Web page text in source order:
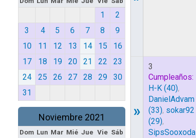
1
2
3
4 5 6 7 8
9
10
11 12 13 14 15
16
17
18 19 20 21 22
23
24
25 26 27 28 29
30
31
Noviembre 2021
Dom Lun Mar Mié Jue Vie Sáb
»
3
Cumpleaños:
H-K (40),
DanielAdvam
(33), sokar92
(29),
SipsSooxoda